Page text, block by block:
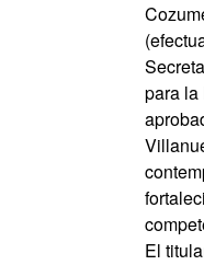
para la
El